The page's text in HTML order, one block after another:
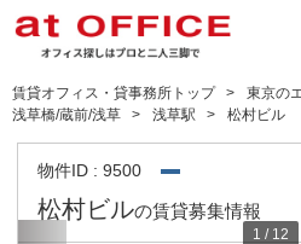
賃貸オフィス・貸事務所トップ 東京の
浅草橋/蔵前/浅草
浅草駅 松村ビル
物件ID : 9500
松村ビルの賃貸募集情報
1 / 12